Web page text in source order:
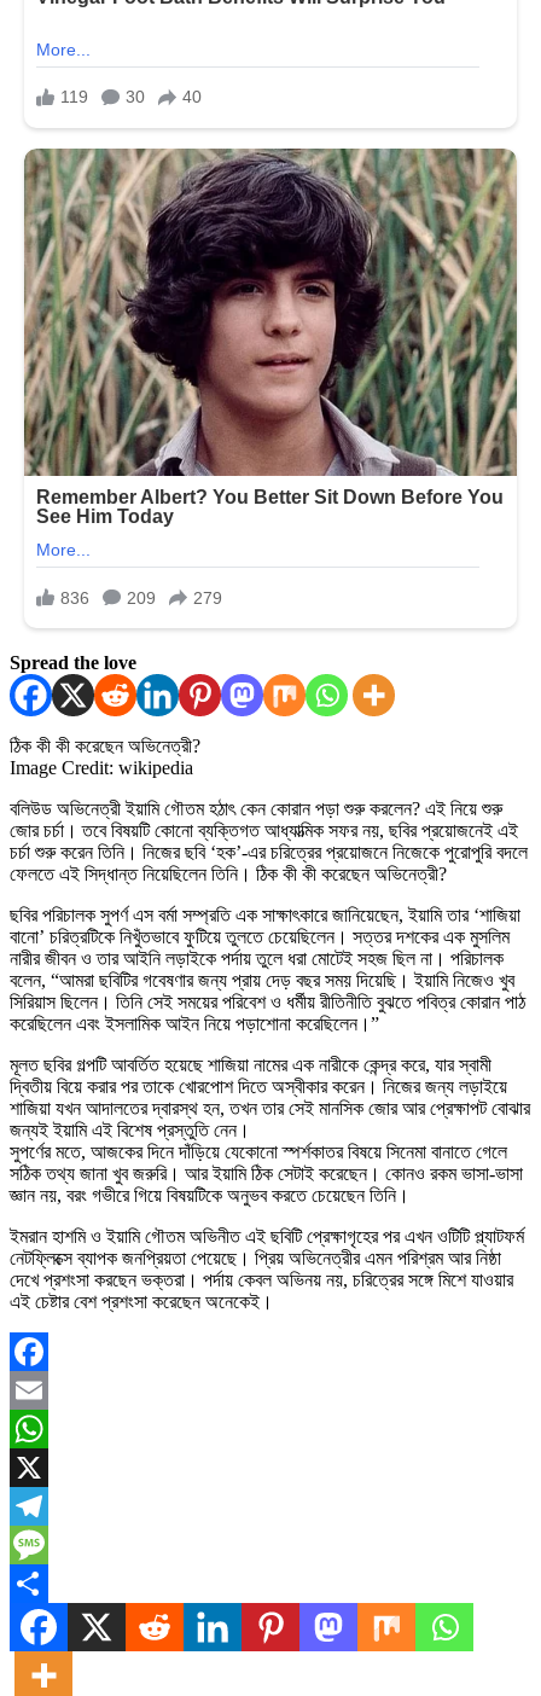
Spread the love
ঠিক কী কী করেছেন অভিনেত্রী?
Image Credit: wikipedia
বলিউড অভিনেত্রী ইয়ামি গৌতম হঠাৎ কেন কোরান পড়া শুরু করলেন? এই নিয়ে শুরু
জোর চর্চা। তবে বিষয়টি কোনো ব্যক্তিগত আধ্যাত্মিক সফর নয়, ছবির প্রয়োজনেই এই
চর্চা শুরু করেন তিনি। নিজের ছবি ‘হক’-এর চরিত্রের প্রয়োজনে নিজেকে পুরোপুরি বদলে
ফেলতে এই সিদ্ধান্ত নিয়েছিলেন তিনি। ঠিক কী কী করেছেন অভিনেত্রী?
ছবির পরিচালক সুপর্ণ এস বর্মা সম্প্রতি এক সাক্ষাৎকারে জানিয়েছেন, ইয়ামি তার ‘শাজিয়া
বানো’ চরিত্রটিকে নিখুঁতভাবে ফুটিয়ে তুলতে চেয়েছিলেন। সত্তর দশকের এক মুসলিম
নারীর জীবন ও তার আইনি লড়াইকে পর্দায় তুলে ধরা মোটেই সহজ ছিল না। পরিচালক
বলেন, “আমরা ছবিটির গবেষণার জন্য প্রায় দেড় বছর সময় দিয়েছি। ইয়ামি নিজেও খুব
সিরিয়াস ছিলেন। তিনি সেই সময়ের পরিবেশ ও ধর্মীয় রীতিনীতি বুঝতে পবিত্র কোরান পাঠ
করেছিলেন এবং ইসলামিক আইন নিয়ে পড়াশোনা করেছিলেন।”
মূলত ছবির গল্পটি আবর্তিত হয়েছে শাজিয়া নামের এক নারীকে কেন্দ্র করে, যার স্বামী
দ্বিতীয় বিয়ে করার পর তাকে খোরপোশ দিতে অস্বীকার করেন। নিজের জন্য লড়াইয়ে
শাজিয়া যখন আদালতের দ্বারস্থ হন, তখন তার সেই মানসিক জোর আর প্রেক্ষাপট বোঝার
জন্যই ইয়ামি এই বিশেষ প্রস্তুতি নেন।
সুপর্ণের মতে, আজকের দিনে দাঁড়িয়ে যেকোনো স্পর্শকাতর বিষয়ে সিনেমা বানাতে গেলে
সঠিক তথ্য জানা খুব জরুরি। আর ইয়ামি ঠিক সেটাই করেছেন। কোনও রকম ভাসা-ভাসা
জ্ঞান নয়, বরং গভীরে গিয়ে বিষয়টিকে অনুভব করতে চেয়েছেন তিনি।
ইমরান হাশমি ও ইয়ামি গৌতম অভিনীত এই ছবিটি প্রেক্ষাগৃহের পর এখন ওটিটি প্ল্যাটফর্ম
নেটফ্লিক্সে ব্যাপক জনপ্রিয়তা পেয়েছে। প্রিয় অভিনেত্রীর এমন পরিশ্রম আর নিষ্ঠা
দেখে প্রশংসা করছেন ভক্তরা। পর্দায় কেবল অভিনয় নয়, চরিত্রের সঙ্গে মিশে যাওয়ার
এই চেষ্টার বেশ প্রশংসা করেছেন অনেকেই।
Facebook
Email
WhatsApp
X
Telegram
Message
Share